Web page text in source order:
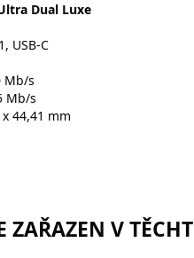
Dual Luxe
USB-C
Mb/s
Mb/s
44,41 mm
ZAŘAZEN V